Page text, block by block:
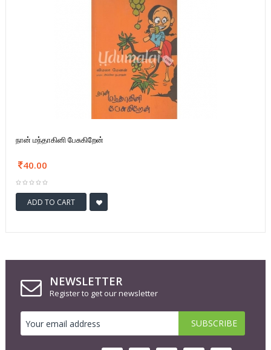
நான் மந்தாகினி பேசுகிறேன்
40.00
ADD TO CART
NEWSLETTER
Register to get our newsletter